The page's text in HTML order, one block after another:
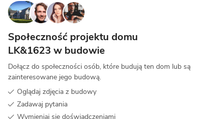
Społeczność projektu domu
LK&1623 w budowie
Dołącz do społeczności osób, które budują ten dom lub są
zainteresowane jego budową.
Oglądaj zdjęcia z budowy
Zadawaj pytania
Wymieniaj się doświadczeniami